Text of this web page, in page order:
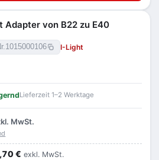
Adapter von B22 zu E40
1015000106 I-Light
Lieferzeit 1–2 Werktage
MwSt.
€ exkl. MwSt.